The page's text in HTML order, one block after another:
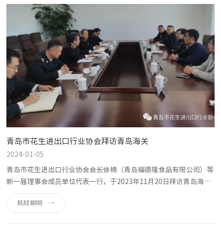
青岛市花生进出口行业协会拜访青岛海关
2024-01-05
青岛市花生进出口行业协会会长徐楠（青岛福德隆食品有限公司）等
新一届理事会成员单位代表一行，于2023年11月20日拜访青岛海
关，与青岛海关党委委员，副关长刘心同及动植物检疫处，进出口食
品安全处等领导座谈。刘心同副关长介绍了近几年花生进出口相关业
READ MORE